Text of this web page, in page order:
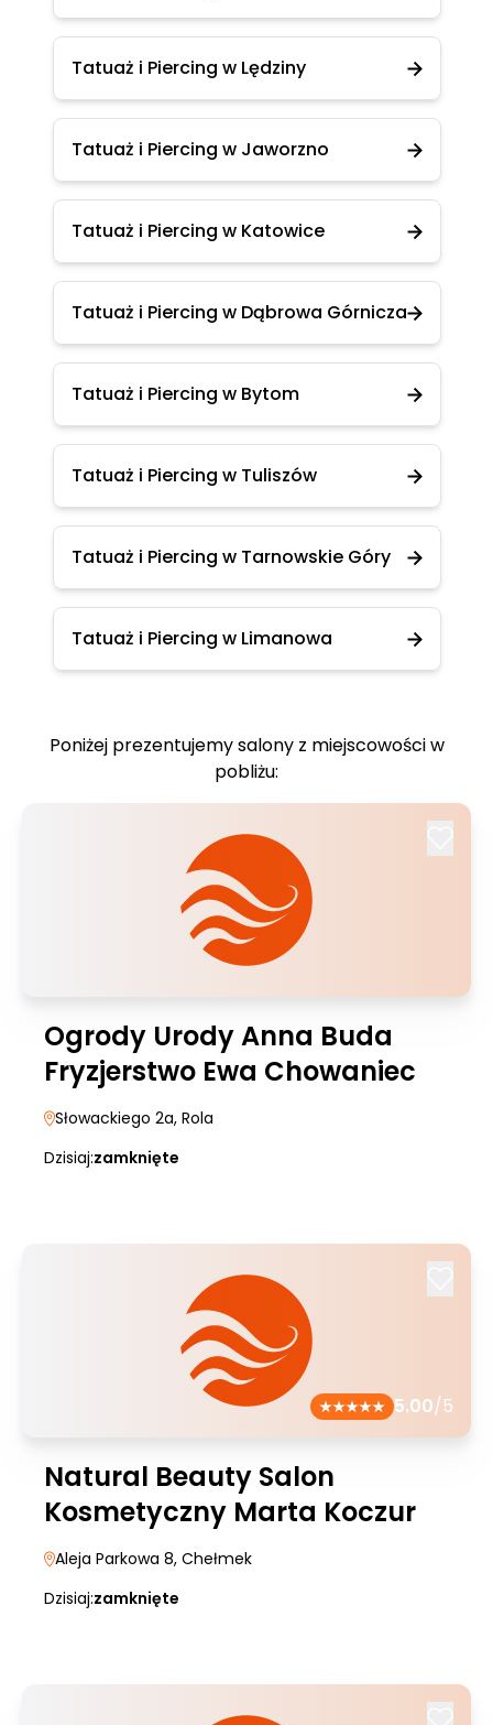
Tatuaż i Piercing w Lędziny
Tatuaż i Piercing w Jaworzno
Tatuaż i Piercing w Katowice
Tatuaż i Piercing w Dąbrowa Górnicza
Tatuaż i Piercing w Bytom
Tatuaż i Piercing w Tuliszów
Tatuaż i Piercing w Tarnowskie Góry
Tatuaż i Piercing w Limanowa
Poniżej prezentujemy salony z miejscowości w
pobliżu:
Ogrody Urody Anna Buda
Fryzjerstwo Ewa Chowaniec
Słowackiego 2a, Rola
Dzisiaj:zamknięte
5.00/5
Natural Beauty Salon
Kosmetyczny Marta Koczur
Aleja Parkowa 8, Chełmek
Dzisiaj:zamknięte